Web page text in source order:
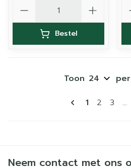
Bestel
U lees
1 Pagina
2 Pagina
3 ...
Toon
Neem contact met ons